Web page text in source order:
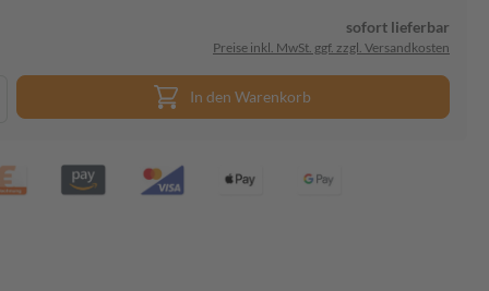
sofort lieferbar
Preise inkl. MwSt. ggf. zzgl. Versandkosten
In den Warenkorb